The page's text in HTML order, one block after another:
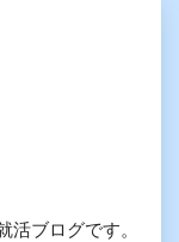
ブログです。